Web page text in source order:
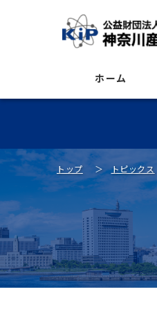
ホーム
トップ トピックス